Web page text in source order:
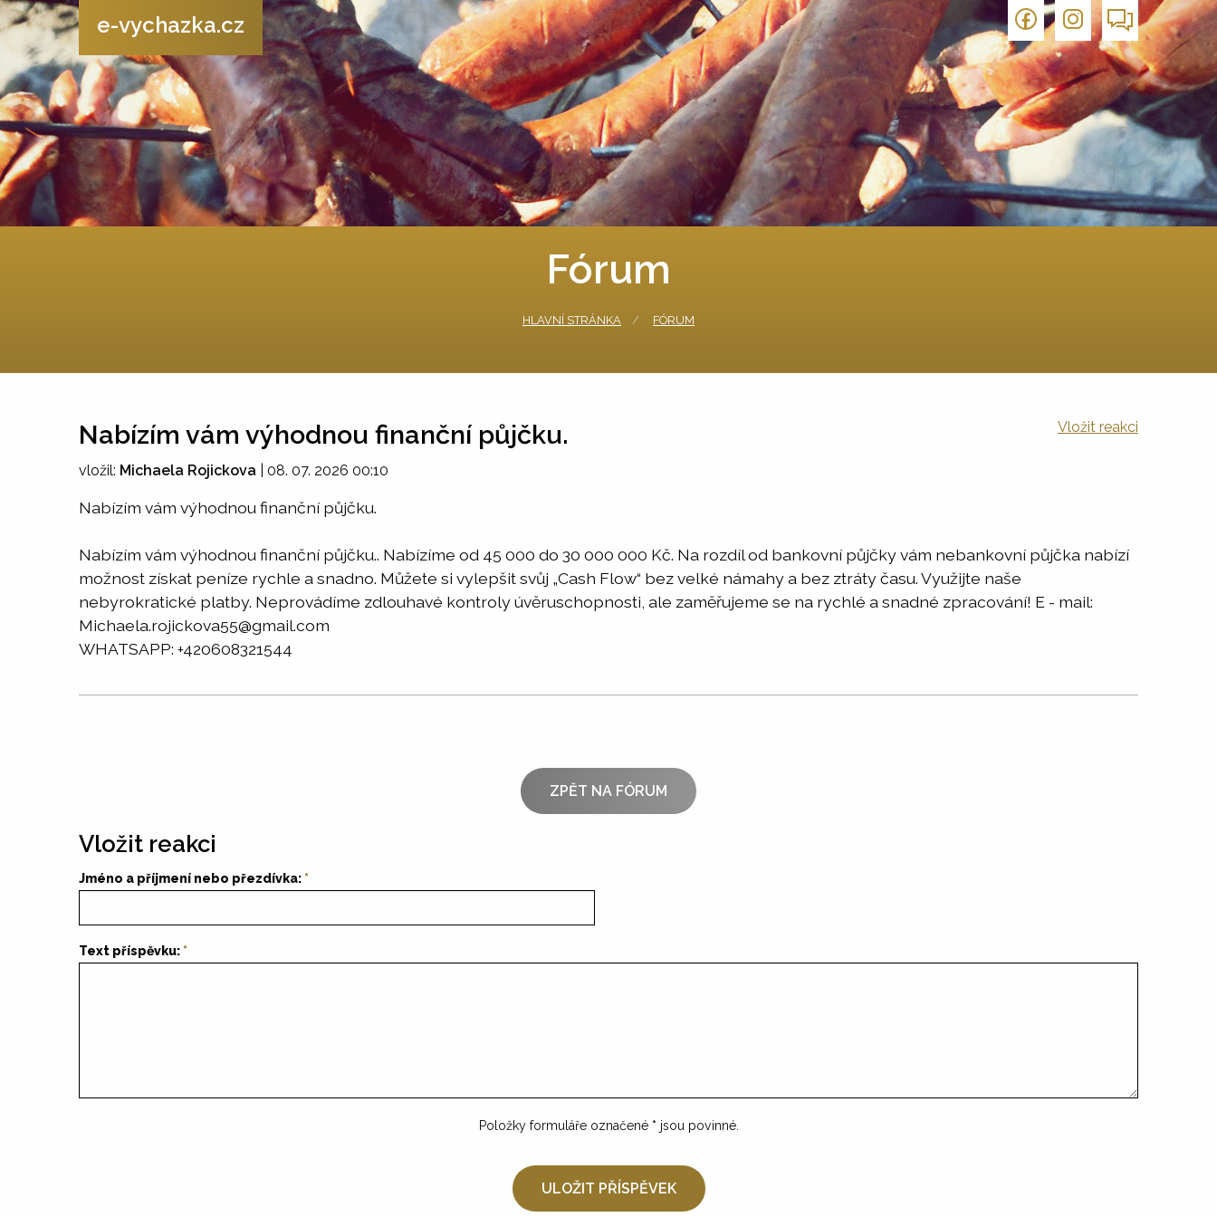
e-vychazka.cz
Fórum
HLAVNÍ STRÁNKA FÓRUM
Nabízím vám výhodnou finanční půjčku. Vložit reakci
vložil: Michaela Rojickova 08. 07. 2026 00:10
Nabízím vám výhodnou finanční půjčku.
Nabízím vám výhodnou finanční půjčku.. Nabízíme od 45 000 do 30 000 000 Kč. Na rozdíl od bankovní půjčky vám nebankovní půjčka nabízí
možnost získat peníze rychle a snadno. Můžete si vylepšit svůj „Cash Flow“ bez velké námahy a bez ztráty času. Využijte naše
nebyrokratické platby. Neprovádíme zdlouhavé kontroly úvěruschopnosti, ale zaměřujeme se na rychlé a snadné zpracování! E - mail:
Michaela.rojickova55@gmail.com
WHATSAPP: +420608321544
ZPĚT NA FÓRUM
Vložit reakci
Jméno a příjmení nebo přezdívka:
Text příspěvku:
Položky formuláře označené * jsou povinné.